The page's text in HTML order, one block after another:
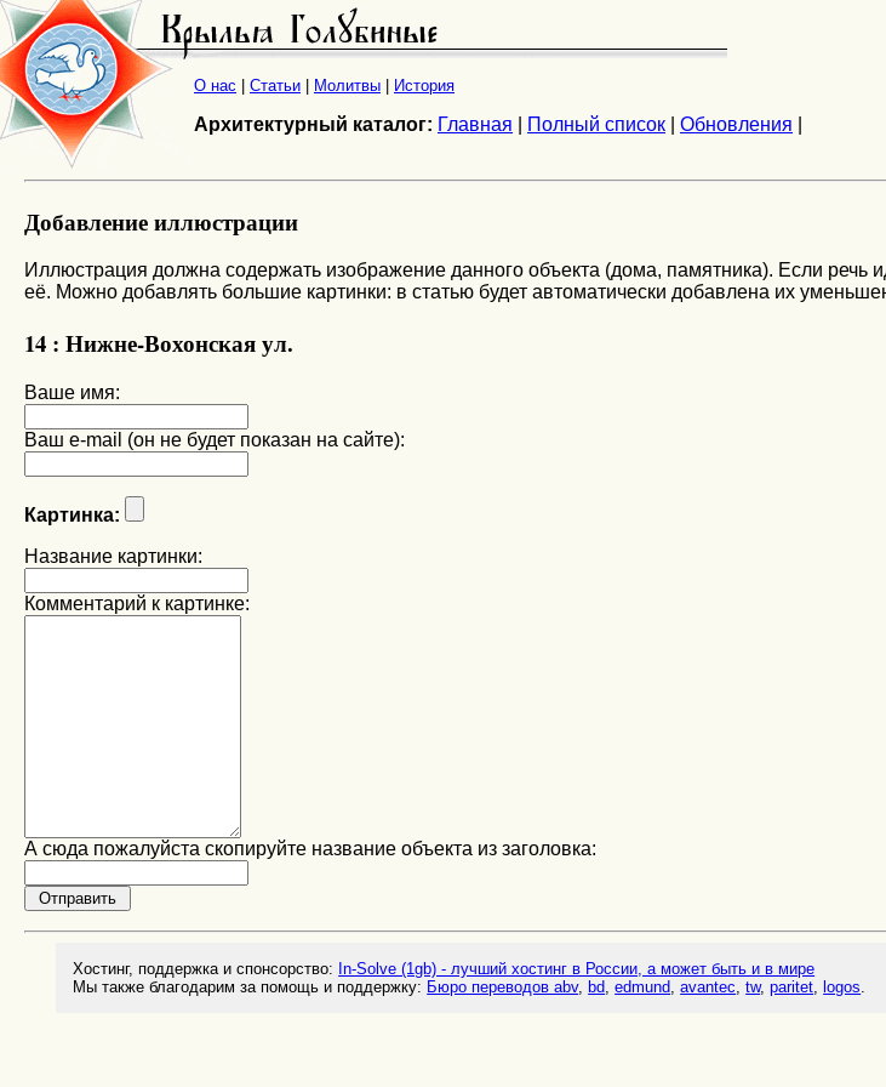
О нас Статьи Молитвы История
Архитектурный каталог: Главная Полный список Обновления
Добавление иллюстрации
Иллюстрация должна содержать изображение данного объекта (дома, памятника). Если
её. Можно добавлять большие картинки: в статью будет автоматически добавлена их
14 : Нижне-Вохонская ул.
Ваше имя:
Ваш e-mail (он не будет показан на сайте):
Картинка:
Название картинки:
Комментарий к картинке:
А сюда пожалуйста скопируйте название объекта из заголовка:
Хостинг, поддержка и спонсорство: In-Solve (1gb) - лучший хостинг в России, а может быть и в мире
Мы также благодарим за помощь и поддержку: Бюро переводов abv, bd ,edmund ,avantec ,tw,paritet logos